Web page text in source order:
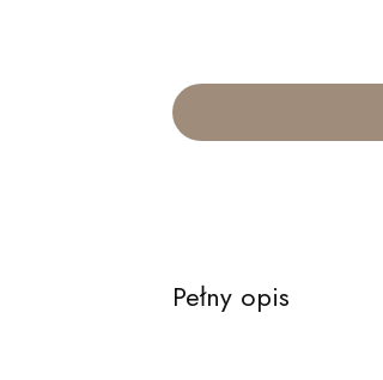
Pełny opis